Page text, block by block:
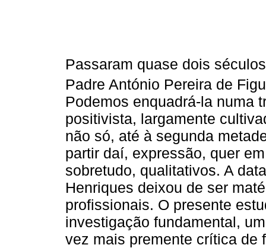
Passaram quase dois
Padre António Pereira de
Podemos enquadrá-la numa
positivista, largamente
não só, até à segunda
partir daí, expressão, quer
sobretudo, qualitativos. A
Henriques deixou de ser
profissionais. O presente
investigação fundamental,
vez mais premente crítica de